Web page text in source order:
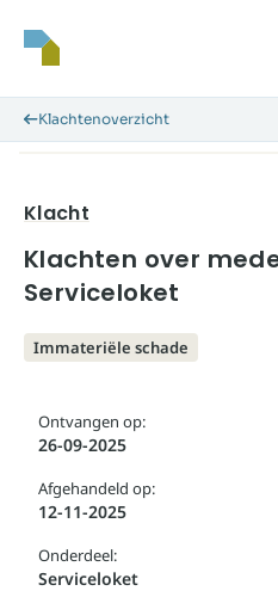
Klachtenoverzicht
Klachten over
Serviceloket
Klacht
Immateriële schade
Ontvangen op:
26-09-2025
Afgehandeld op:
12-11-2025
Onderdeel:
Serviceloket